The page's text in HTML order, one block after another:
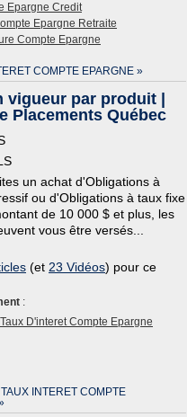
Epargne Credit
Epargne Retraite
Compte Epargne
COMPTE EPARGNE »
vigueur par produit |
Placements Québec
un achat d'Obligations à
ou d'Obligations à taux fixe
de 10 000 $ et plus, les
vous être versés...
(et 23 Vidéos) pour ce
:
D'interet Compte Epargne
INTERET COMPTE